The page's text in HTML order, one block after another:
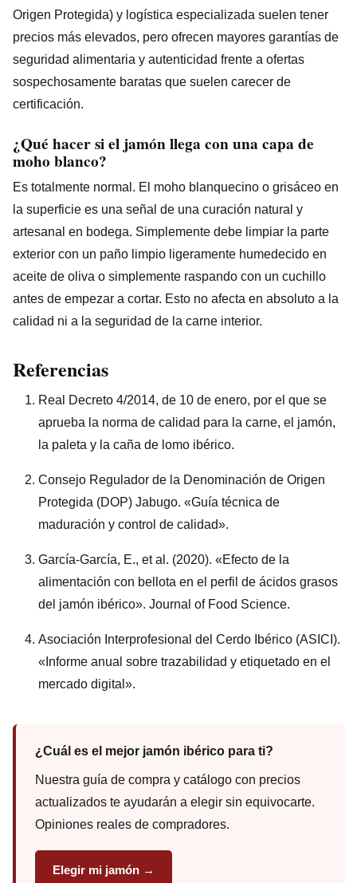
Origen Protegida) y logística especializada suelen tener
precios más elevados, pero ofrecen mayores garantías de
seguridad alimentaria y autenticidad frente a ofertas
sospechosamente baratas que suelen carecer de
certificación.
¿Qué hacer si el jamón llega con una capa de
moho blanco?
Es totalmente normal. El moho blanquecino o grisáceo en
la superficie es una señal de una curación natural y
artesanal en bodega. Simplemente debe limpiar la parte
exterior con un paño limpio ligeramente humedecido en
aceite de oliva o simplemente raspando con un cuchillo
antes de empezar a cortar. Esto no afecta en absoluto a la
calidad ni a la seguridad de la carne interior.
Referencias
Real Decreto 4/2014, de 10 de enero, por el que se
aprueba la norma de calidad para la carne, el jamón,
la paleta y la caña de lomo ibérico.
Consejo Regulador de la Denominación de Origen
Protegida (DOP) Jabugo. «Guía técnica de
maduración y control de calidad».
García-García, E., et al. (2020). «Efecto de la
alimentación con bellota en el perfil de ácidos grasos
del jamón ibérico». Journal of Food Science.
Asociación Interprofesional del Cerdo Ibérico (ASICI).
«Informe anual sobre trazabilidad y etiquetado en el
mercado digital».
¿Cuál es el mejor jamón ibérico para ti?
Nuestra guía de compra y catálogo con precios
actualizados te ayudarán a elegir sin equivocarte.
Opiniones reales de compradores.
Elegir mi jamón →